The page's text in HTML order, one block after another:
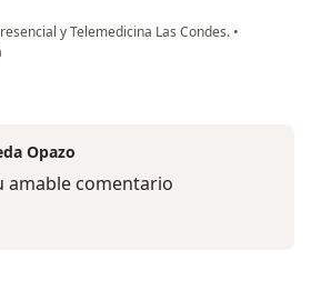
y Telemedicina Las Condes. •
Opazo
amable comentario